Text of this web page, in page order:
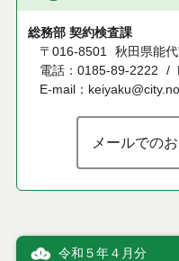
総務部 契約検査課
〒016-8501 秋田県能
電話：0185-89-2222
E-mail：
メールでの
令和５年４月分